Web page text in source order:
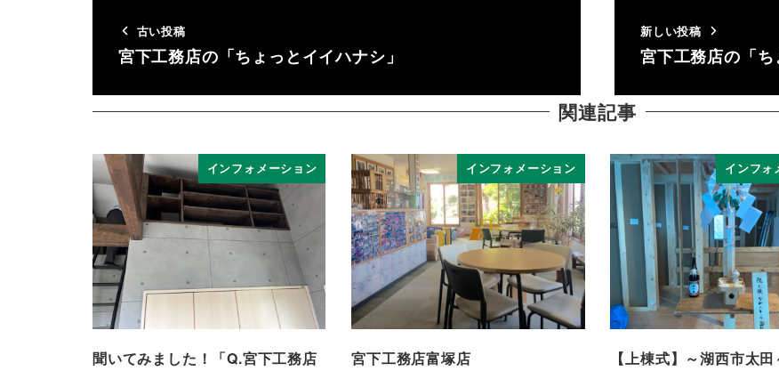
古い投稿
宮下工務店の「ちょっとイイハナシ」
新しい投稿
宮下工務店の「ち
関連記事
インフォメーション
聞いてみました！「Q.宮下工務店
インフォメーション
宮下工務店富塚店
インフォ
【上棟式】～湖西市太